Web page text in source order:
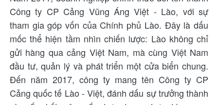
Công ty CP Cảng Vũng Áng Việt - Lào, với sự
tham gia góp vốn của Chính phủ Lào. Đây là dấu
mốc thể hiện tầm nhìn chiến lược: Lào không chỉ
gửi hàng qua cảng Việt Nam, mà cùng Việt Nam
đầu tư, quản lý và phát triển một cửa biển chung.
Đến năm 2017, công ty mang tên Công ty CP
Cảng quốc tế Lào - Việt, đánh dấu sự trưởng thành